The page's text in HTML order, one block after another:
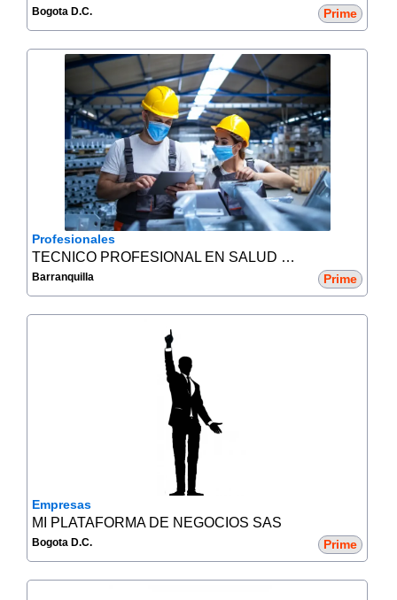
Bogota D.C. Prime
Profesionales
TECNICO PROFESIONAL EN SALUD OCUPACIONAL
Barranquilla Prime
Empresas
MI PLATAFORMA DE NEGOCIOS SAS
Bogota D.C. Prime